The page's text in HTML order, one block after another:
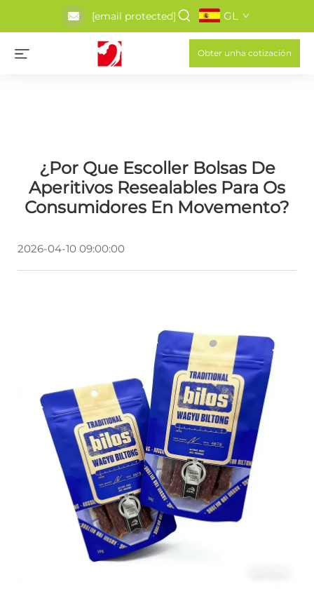
[email protected] GL
Obter unha cotización
¿Por Que Escoller Bolsas De
Aperitivos Resealables Para Os
Consumidores En Movemento?
2026-04-10 09:00:00